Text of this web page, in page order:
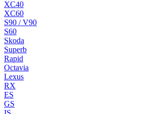
XC40
XC60
S90 / V90
S60
Skoda
Superb
Rapid
Octavia
Lexus
RX
ES
GS